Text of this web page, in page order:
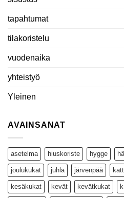
tapahtumat
tilakoristelu
vuodenaika
yhteistyö
Yleinen
AVAINSANAT
asetelma hiuskoriste hygge
joulukukat juhla järvenpää
kesäkukat kevät kevätkukat